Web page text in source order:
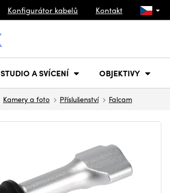
Konfigurátor kabelů Kontakt
STUDIO A SVÍCENÍ OBJEKTIVY
Kamery a foto Příslušenství Falcam